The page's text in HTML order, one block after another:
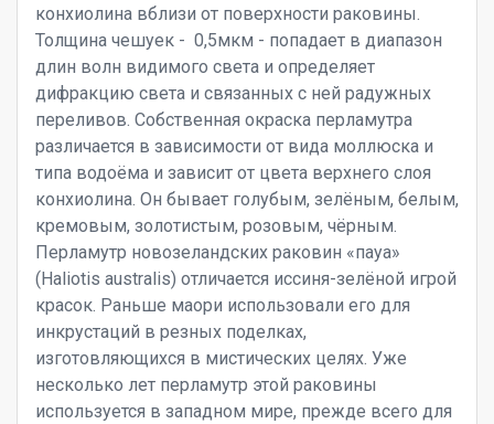
конхиолина вблизи от поверхности раковины.
Толщина чешуек - 0,5мкм - попадает в диапазон
длин волн видимого света и определяет
дифракцию света и связанных с ней радужных
переливов. Собственная окраска перламутра
различается в зависимости от вида моллюска и
типа водоёма и зависит от цвета верхнего слоя
конхиолина. Он бывает голубым, зелёным, белым,
кремовым, золотистым, розовым, чёрным.
Перламутр новозеландских раковин «пауа»
(Haliotis australis) отличается иссиня-зелёной игрой
красок. Раньше маори использовали его для
инкрустаций в резных поделках,
изготовляющихся в мистических целях. Уже
несколько лет перламутр этой раковины
используется в западном мире, прежде всего для